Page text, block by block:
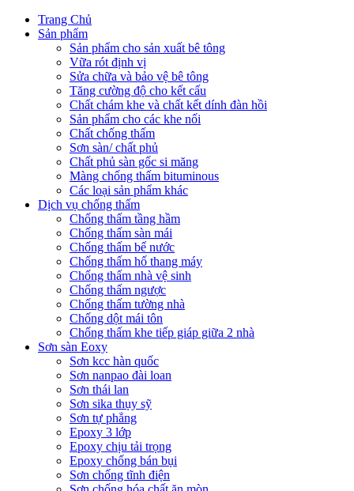
Trang Chủ
Sản phẩm
Sản phẩm cho sản xuất bê tông
Vữa rót định vị
Sửa chữa và bảo vệ bê tông
Tăng cường độ cho kết cấu
Chất chám khe và chất kết dính đàn hồi
Sản phẩm cho các khe nối
Chất chống thấm
Sơn sàn/ chất phủ
Chất phủ sàn gốc si măng
Màng chống thấm bituminous
Các loại sản phẩm khác
Dịch vụ chống thấm
Chống thấm tầng hầm
Chống thấm sàn mái
Chống thấm bể nước
Chống thấm hố thang máy
Chống thấm nhà vệ sinh
Chống thấm ngược
Chống thấm tường nhà
Chống dột mái tôn
Chống thấm khe tiếp giáp giữa 2 nhà
Sơn sàn Eoxy
Sơn kcc hàn quốc
Sơn nanpao đài loan
Sơn thái lan
Sơn sika thụy sỹ
Sơn tự phẳng
Epoxy 3 lớp
Epoxy chịu tải trọng
Epoxy chống bán bụi
Sơn chống tĩnh điện